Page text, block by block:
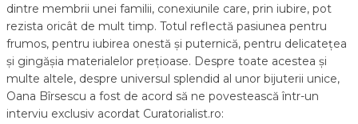
dintre membrii unei familii, conexiunile care, prin iubire, pot
rezista oricât de mult timp. Totul reflectă pasiunea pentru
frumos, pentru iubirea onestă și puternică, pentru delicatețea
și gingășia materialelor prețioase. Despre toate acestea și
multe altele, despre universul splendid al unor bijuterii unice,
Oana Bîrsescu a fost de acord să ne povestească într-un
interviu exclusiv acordat Curatorialist.ro: